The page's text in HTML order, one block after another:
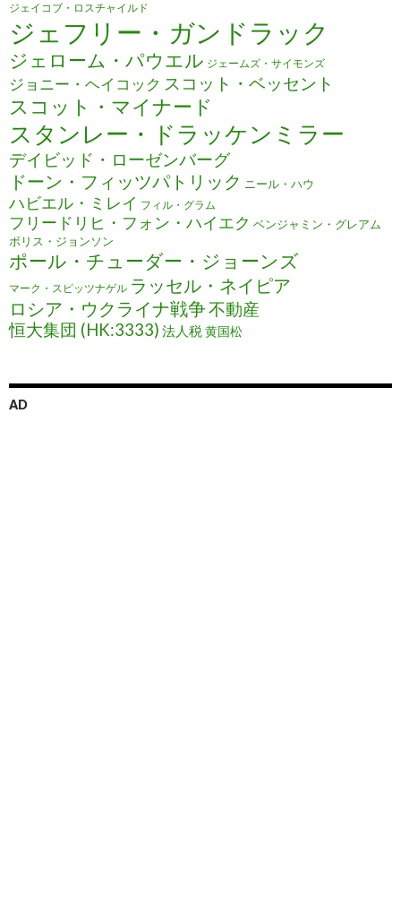
ジェイコブ・ロスチャイルド
ジェフリー・ガンドラック
ジェローム・パウエル ジェームズ・サイモンズ
ジョニー・ヘイコック スコット・ベッセント
スコット・マイナード
スタンレー・ドラッケンミラー
デイビッド・ローゼンバーグ
ドーン・フィッツパトリック ニール・ハウ
ハビエル・ミレイ フィル・グラム
フリードリヒ・フォン・ハイエク ベンジャミン・グレアム
ボリス・ジョンソン
ポール・チューダー・ジョーンズ
マーク・スピッツナゲル ラッセル・ネイピア
ロシア・ウクライナ戦争不動産
恒大集団 (HK:3333) 法人税黄国松
AD